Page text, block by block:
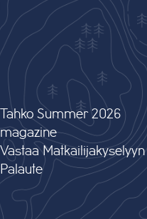
Tahko Summer 2026
magazine
Vastaa Matkailijakyselyyn
Palaute